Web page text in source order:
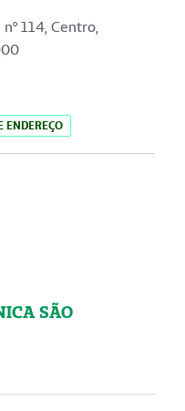
114, Centro,
ENDEREÇO
SÃO